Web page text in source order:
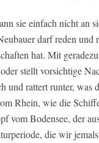
sie einfach nicht an
darf reden und
hat. Mit
stellt vorsichtige
und rattert runter,
Rhein, wie die
vom Bodensee, der
die wir